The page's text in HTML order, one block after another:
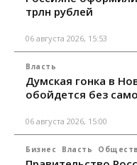
трлн рублей
06 августа 2026, 15:53
Власть
Думская гонка в
обойдется без
06 августа 2026, 15:00
Бизнес Власть